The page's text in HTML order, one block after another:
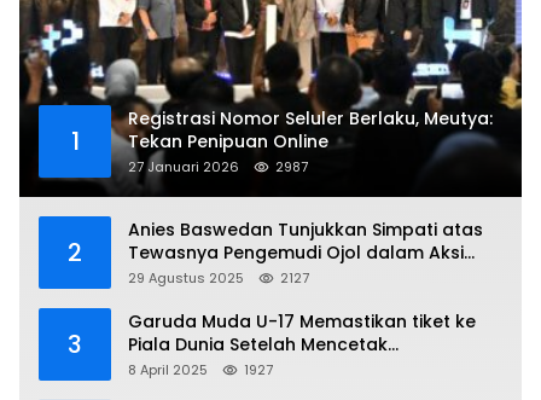
1
Registrasi Nomor Seluler Berlaku, Meutya:
Tekan Penipuan Online
27 Januari 2026 2987
2
Anies Baswedan Tunjukkan Simpati atas
Tewasnya Pengemudi Ojol dalam Aksi
Demo
29 Agustus 2025 2127
3
Garuda Muda U-17 Memastikan tiket ke
Piala Dunia Setelah Mencetak
Kemenangan Gemilang atas Yaman 4-1 di
8 April 2025 1927